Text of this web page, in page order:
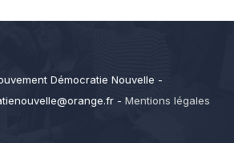
Démocratie Nouvelle -
- Mentions légales